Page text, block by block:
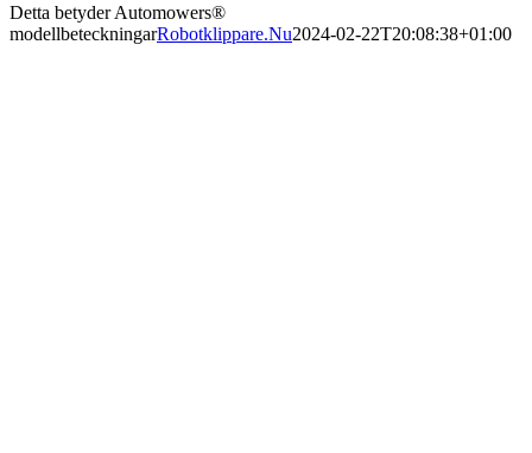
Detta betyder Automowers®
modellbeteckningarRobotklippare.Nu2024-02-22T20:08:38+01:00